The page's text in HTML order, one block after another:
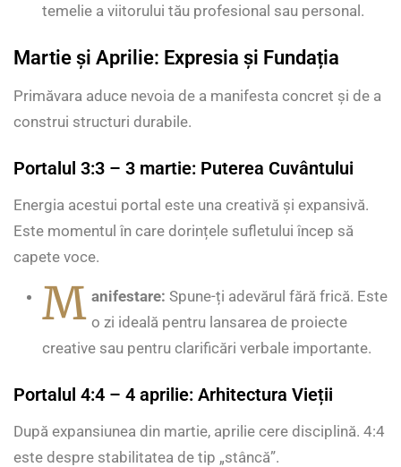
temelie a viitorului tău profesional sau personal.
Martie și Aprilie: Expresia și Fundația
Primăvara aduce nevoia de a manifesta concret și de a
construi structuri durabile.
Portalul 3:3 – 3 martie: Puterea Cuvântului
Energia acestui portal este una creativă și expansivă.
Este momentul în care dorințele sufletului încep să
capete voce.
M anifestare: Spune-ți adevărul fără frică. Este
o zi ideală pentru lansarea de proiecte
creative sau pentru clarificări verbale importante.
Portalul 4:4 – 4 aprilie: Arhitectura Vieții
După expansiunea din martie, aprilie cere disciplină. 4:4
este despre stabilitatea de tip „stâncă”.